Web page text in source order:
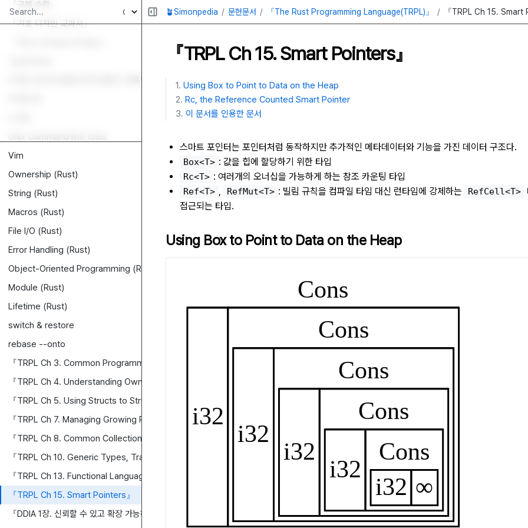
『구체 수학』
『기초 디자인 교과서』
리액트 함수형 컴포넌트와 클래스 컴포넌트
Unix Command line tools
Vim
Ownership (Rust)
String (Rust)
Macros (Rust)
File I/O (Rust)
Error Handling (Rust)
Object-Oriented Programming (Rust)
Module (Rust)
Lifetime (Rust)
switch & restore
rebase --onto
『TRPL Ch 3. Common Programming Concepts』
『TRPL Ch 4. Understanding Ownership』
『TRPL Ch 5. Using Structs to Structure Related Data』
『TRPL Ch 7. Managing Growing Projects with Packages, Crates, and Modules』
『TRPL Ch 8. Common Collections』
『TRPL Ch 10. Generic Types, Traits, and Lifetimes』
『TRPL Ch 13. Functional Language Features: Iterators and Closures』
『TRPL Ch 15. Smart Pointers』
『DDIA 1장. 신뢰할 수 있고 확장 가능하며 유지보수하기 쉬운 애플리케이션』
🪴Simonpedia 문헌문서 『The Rust Programming Language(TRPL)』 『TRPL Ch 15. Smart
『TRPL Ch 15. Smart Pointers』
Using Box to Point to Data on the Heap
Rc, the Reference Counted Smart Pointer
이 문서를 인용한 문서
스마트 포인터는 포인터처럼 동작하지만 추가적인 메타데이터와 기능을 가진 데이터 구조다.
Box<T> : 값을 힙에 할당하기 위한 타입
Rc<T> : 여러개의 오너십을 가능하게 하는 참조 카운팅 타입
Ref<T> , RefMut<T> : 빌림 규칙을 컴파일 타임 대신 런타임에 강제하는 RefCell<T>
접근되는 타입.
Using Boxto Point to Data on the Heap